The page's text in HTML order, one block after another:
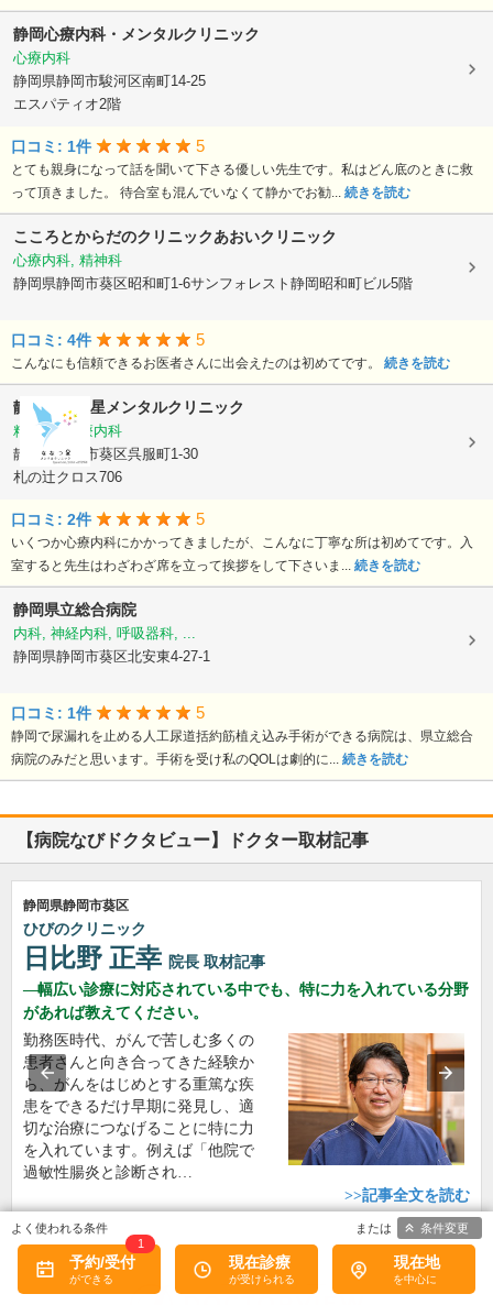
静岡心療内科・メンタルクリニック
心療内科
静岡県静岡市駿河区南町14-25
エスパティオ2階
口コミ: 1件 5
とても親身になって話を聞いて下さる優しい先生です。私はどん底のときに救
って頂きました。 待合室も混んでいなくて静かでお勧... 続きを読む
こころとからだのクリニックあおいクリニック
心療内科, 精神科
静岡県静岡市葵区昭和町1-6サンフォレスト静岡昭和町ビル5階
口コミ: 4件 5
こんなにも信頼できるお医者さんに出会えたのは初めてです。 続きを読む
静岡ななつ星メンタルクリニック
精神科, 心療内科
静岡県静岡市葵区呉服町1-30
札の辻クロス706
口コミ: 2件 5
いくつか心療内科にかかってきましたが、こんなに丁寧な所は初めてです。入
室すると先生はわざわざ席を立って挨拶をして下さいま... 続きを読む
静岡県立総合病院
内科, 神経内科, 呼吸器科, ...
静岡県静岡市葵区北安東4-27-1
口コミ: 1件 5
静岡で尿漏れを止める人工尿道括約筋植え込み手術ができる病院は、県立総合
病院のみだと思います。手術を受け私のQOLは劇的に... 続きを読む
【病院なびドクタビュー】ドクター取材記事
静岡県静岡市葵区
ひびのクリニック
日比野 正幸 院長 取材記事
幅広い診療に対応されている中でも、特に力を入れている分野
があれば教えてください。
勤務医時代、がんで苦しむ多くの
患者さんと向き合ってきた経験か
ら、がんをはじめとする重篤な疾
患をできるだけ早期に発見し、適
切な治療につなげることに特に力
を入れています。例えば「他院で
過敏性腸炎と診断され…
>>記事全文を読む
予約/受付
1
現在診療 現在地
条件変更